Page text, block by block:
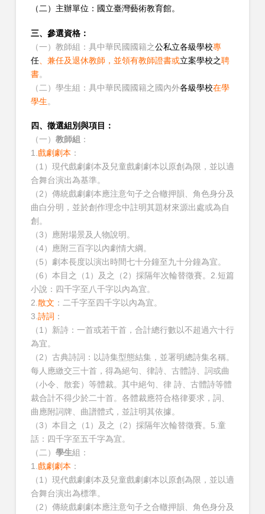
（二）主辦單位：國立臺灣藝術教育館。
三、參選資格：
（一）教師組：具中華民國國籍之公私立各級學校專
任、兼任及退休教師，並領有教師證書或立案學校之聘
書。
（二）學生組：具中華民國國籍之國內外各級學校在學
學生。
四、徵選組別與項目：
（一） 教師組 ：
1.戲劇劇本 ：
（1）現代戲劇劇本及兒童戲劇劇本以原創為限，並以適
合舞台演出為基準。
（2）傳統戲劇劇本應注意句子之合轍押韻、角色身分及
曲白分明，並於創作理念中註明其題材來源出處或為自
創。
（3）應附場景及人物說明。
（4）應附三百字以內劇情大綱。
（5）劇本長度以演出時間七十分鐘至九十分鐘為宜。
（6）本目之（1）及之（2）採隔年次輪替徵賽。2.短篇
小說：四千字至八千字以內為宜。
2.散文 ：二千字至四千字以內為宜。
3.詩詞 ：
（1）新詩：一首或若干首，合計總行數以不超過六十行
為宜。
（2）古典詩詞：以詩集型態結集，並署明總詩集名稱。
每人應繳交三十首，得為絕句、律詩、古體詩、詞或曲
（小令、散套）等體裁。其中絕句、律 詩、古體詩等體
裁合計不得少於二十首。各體裁應符合格律要求，詞、
曲應附詞牌、曲譜體式，並註明其依據。
（3）本目之（1）及之（2）採隔年次輪替徵賽。5.童
話：四千字至五千字為宜。
（二） 學生組：
1.戲劇劇本 ：
（1）現代戲劇劇本及兒童戲劇劇本以原創為限，並以適
合舞台演出為標準。
（2）傳統戲劇劇本應注意句子之合轍押韻、角色身分及